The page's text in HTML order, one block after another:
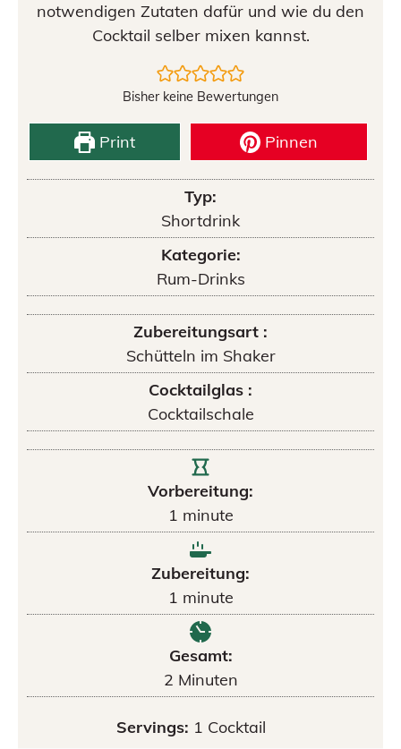
notwendigen Zutaten dafür und wie du den
Cocktail selber mixen kannst.
Bisher keine Bewertungen
Print Pinnen
Typ:
Shortdrink
Kategorie:
Rum-Drinks
Zubereitungsart :
Schütteln im Shaker
Cocktailglas :
Cocktailschale
Vorbereitung:
1 minute
Zubereitung:
1 minute
Gesamt:
2 Minuten
Servings: 1 Cocktail